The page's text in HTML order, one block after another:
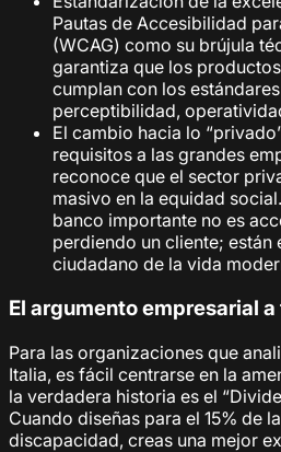
Pautas de Accesibilidad
(WCAG) como su brújula
garantiza que los
cumplan con los
perceptibilidad,
El cambio hacia lo
requisitos a las grandes
reconoce que el sector
masivo en la equidad
banco importante no es
perdiendo un cliente; están
ciudadano de la vida
El argumento empresarial
Para las organizaciones que
Italia, es fácil centrarse en la
la verdadera historia es el
Cuando diseñas para el 15% de
discapacidad, creas una mejor